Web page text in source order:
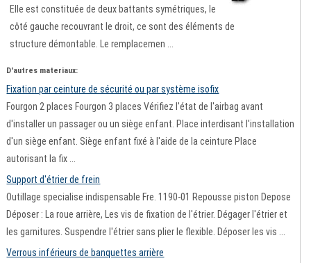
Elle est constituée de deux battants symétriques, le
côté gauche recouvrant le droit, ce sont des éléments de
structure démontable. Le remplacemen ...
D'autres materiaux:
Fixation par ceinture de sécurité ou par système isofix
Fourgon 2 places Fourgon 3 places Vérifiez l'état de l'airbag avant
d'installer un passager ou un siège enfant. Place interdisant l'installation
d'un siège enfant. Siège enfant fixé à l'aide de la ceinture Place
autorisant la fix ...
Support d'étrier de frein
Outillage specialise indispensable Fre. 1190-01 Repousse piston Depose
Déposer : La roue arrière, Les vis de fixation de l'étrier. Dégager l'étrier et
les garnitures. Suspendre l'étrier sans plier le flexible. Déposer les vis ...
Verrous inférieurs de banquettes arrière